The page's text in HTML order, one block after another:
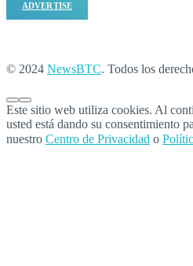
ADVERTISE
© 2024 NewsBTC. Todos los
Este sitio web utiliza cookies. Al
usted está dando su consentimiento
nuestro Centro de Privacidad o